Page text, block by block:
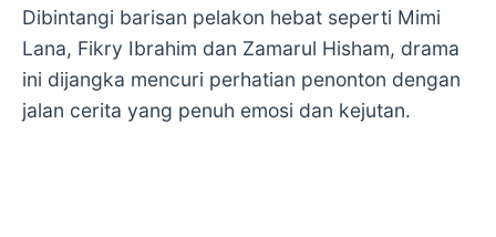
Dibintangi barisan pelakon hebat seperti Mimi
Lana, Fikry Ibrahim dan Zamarul Hisham, drama
ini dijangka mencuri perhatian penonton dengan
jalan cerita yang penuh emosi dan kejutan.